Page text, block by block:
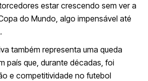
estar crescendo sem ver a
do Mundo, algo impensável até
também representa uma queda
país que, durante décadas, foi
e competitividade no futebol